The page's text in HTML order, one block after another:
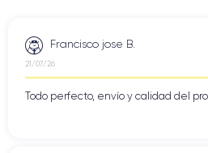
Francisco jose B.
21/07/26
Todo perfecto, envío y calidad del